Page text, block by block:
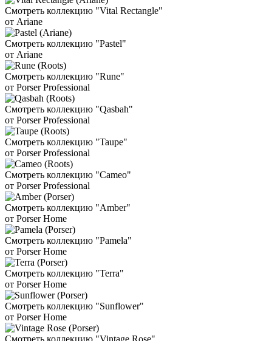
Смотреть коллекцию "Vital Rectangle"
от Ariane
Смотреть коллекцию "Pastel"
от Ariane
Смотреть коллекцию "Rune"
от Porser Professional
Смотреть коллекцию "Qasbah"
от Porser Professional
Смотреть коллекцию "Taupe"
от Porser Professional
Смотреть коллекцию "Cameo"
от Porser Professional
Смотреть коллекцию "Amber"
от Porser Home
Смотреть коллекцию "Pamela"
от Porser Home
Смотреть коллекцию "Terra"
от Porser Home
Смотреть коллекцию "Sunflower"
от Porser Home